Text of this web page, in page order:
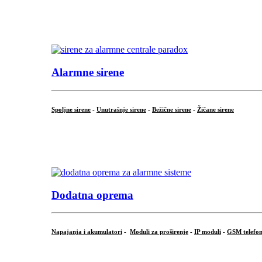
Alarmne sirene
Spoljne sirene - Unutrašnje sirene - Bežične sirene - Žičane sirene
Dodatna oprema
Napajanja i akumulatori - Moduli za proširenje - IP moduli - GSM